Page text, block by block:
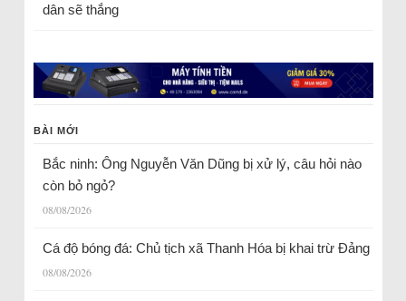
dân sẽ thắng
BÀI MỚI
Bắc ninh: Ông Nguyễn Văn Dũng bị xử lý, câu hỏi nào
còn bỏ ngỏ?
08/08/2026
Cá độ bóng đá: Chủ tịch xã Thanh Hóa bị khai trừ Đảng
08/08/2026